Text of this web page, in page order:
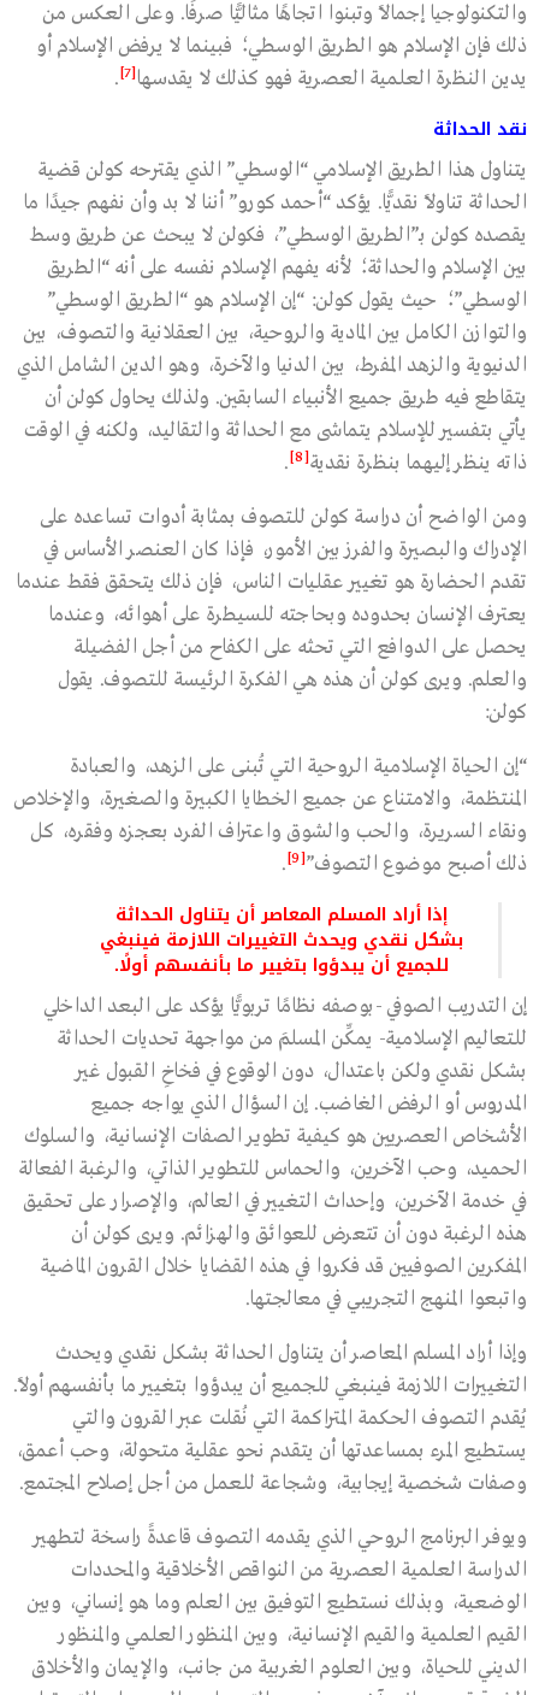
والتكنولوجيا إجمالًا وتبنوا اتجاهًا مثاليًّا صرفًا. وعلى العكس من
ذلك فإن الإسلام هو الطريق الوسطي؛ فبينما لا يرفض الإسلام أو
يدين النظرة العلمية العصرية فهو كذلك لا يقدسها[7]
.
نقد الحداثة
يتناول هذا الطريق الإسلامي “الوسطي” الذي يقترحه كولن قضية
الحداثة تناولًا نقديًّا. يؤكد “أحمد كورو” أننا لا بد وأن نفهم جيدًا ما
يقصده كولن بـ”الطريق الوسطي”، فكولن لا يبحث عن طريق وسط
بين الإسلام والحداثة؛ لأنه يفهم الإسلام نفسه على أنه “الطريق
الوسطي”؛ حيث يقول كولن: “إن الإسلام هو “الطريق الوسطي”
والتوازن الكامل بين المادية والروحية، بين العقلانية والتصوف، بين
الدنيوية والزهد المفرط، بين الدنيا والآخرة، وهو الدين الشامل الذي
يتقاطع فيه طريق جميع الأنبياء السابقين. ولذلك يحاول كولن أن
يأتي بتفسير للإسلام يتماشى مع الحداثة والتقاليد، ولكنه في الوقت
ذاته ينظر إليهما بنظرة نقدية[8]
.
ومن الواضح أن دراسة كولن للتصوف بمثابة أدوات تساعده على
الإدراك والبصيرة والفرز بين الأمور، فإذا كان العنصر الأساس في
تقدم الحضارة هو تغيير عقليات الناس، فإن ذلك يتحقق فقط عندما
يعترف الإنسان بحدوده وبحاجته للسيطرة على أهوائه، وعندما
يحصل على الدوافع التي تحثه على الكفاح من أجل الفضيلة
والعلم. ويرى كولن أن هذه هي الفكرة الرئيسة للتصوف. يقول
كولن:
“إن الحياة الإسلامية الروحية التي تُبنى على الزهد، والعبادة
المنتظمة، والامتناع عن جميع الخطايا الكبيرة والصغيرة، والإخلاص
ونقاء السريرة، والحب والشوق واعتراف الفرد بعجزه وفقره، كل
ذلك أصبح موضوع التصوف”[9]
.
إذا أراد المسلم المعاصر أن يتناول الحداثة
بشكل نقدي ويحدث التغييرات اللازمة فينبغي
للجميع أن يبدؤوا بتغيير ما بأنفسهم أولًا.
إن التدريب الصوفي -بوصفه نظامًا تربويًّا يؤكد على البعد الداخلي
للتعاليم الإسلامية- يمكِّن المسلمَ من مواجهة تحديات الحداثة
بشكل نقدي ولكن باعتدال، دون الوقوع في فخاخِ القبول غير
المدروس أو الرفض الغاضب. إن السؤال الذي يواجه جميع
الأشخاص العصريين هو كيفية تطوير الصفات الإنسانية، والسلوك
الحميد، وحب الآخرين، والحماس للتطوير الذاتي، والرغبة الفعالة
في خدمة الآخرين، وإحداث التغيير في العالم، والإصرار على تحقيق
هذه الرغبة دون أن تتعرض للعوائق والهزائم. ويرى كولن أن
المفكرين الصوفيين قد فكروا في هذه القضايا خلال القرون الماضية
واتبعوا المنهج التجريبي في معالجتها.
وإذا أراد المسلم المعاصر أن يتناول الحداثة بشكل نقدي ويحدث
التغييرات اللازمة فينبغي للجميع أن يبدؤوا بتغيير ما بأنفسهم أولًا.
يُقدم التصوف الحكمة المتراكمة التي نُقلت عبر القرون والتي
يستطيع المرء بمساعدتها أن يتقدم نحو عقلية متحولة، وحب أعمق،
وصفات شخصية إيجابية، وشجاعة للعمل من أجل إصلاح المجتمع.
ويوفر البرنامج الروحي الذي يقدمه التصوف قاعدةً راسخة لتطهير
الدراسة العلمية العصرية من النواقص الأخلاقية والمحددات
الوضعية، وبذلك نستطيع التوفيق بين العلم وما هو إنساني، وبين
القيم العلمية والقيم الإنسانية، وبين المنظور العلمي والمنظور
الديني للحياة، وبين العلوم الغربية من جانب، والإيمان والأخلاق